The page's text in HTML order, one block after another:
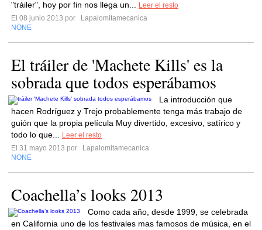
"tráiler", hoy por fin nos llega un...
Leer el resto
El 08 junio 2013 por
Lapalomitamecanica
NONE
El tráiler de 'Machete Kills' es la
sobrada que todos esperábamos
La introducción que
hacen Rodríguez y Trejo probablemente tenga más trabajo de
guión que la propia película Muy divertido, excesivo, satírico y
todo lo que...
Leer el resto
El 31 mayo 2013 por
Lapalomitamecanica
NONE
Coachella’s looks 2013
Como cada año, desde 1999, se celebrada
en California uno de los festivales mas famosos de música, en el